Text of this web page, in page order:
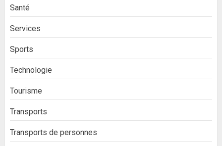
Santé
Services
Sports
Technologie
Tourisme
Transports
Transports de personnes